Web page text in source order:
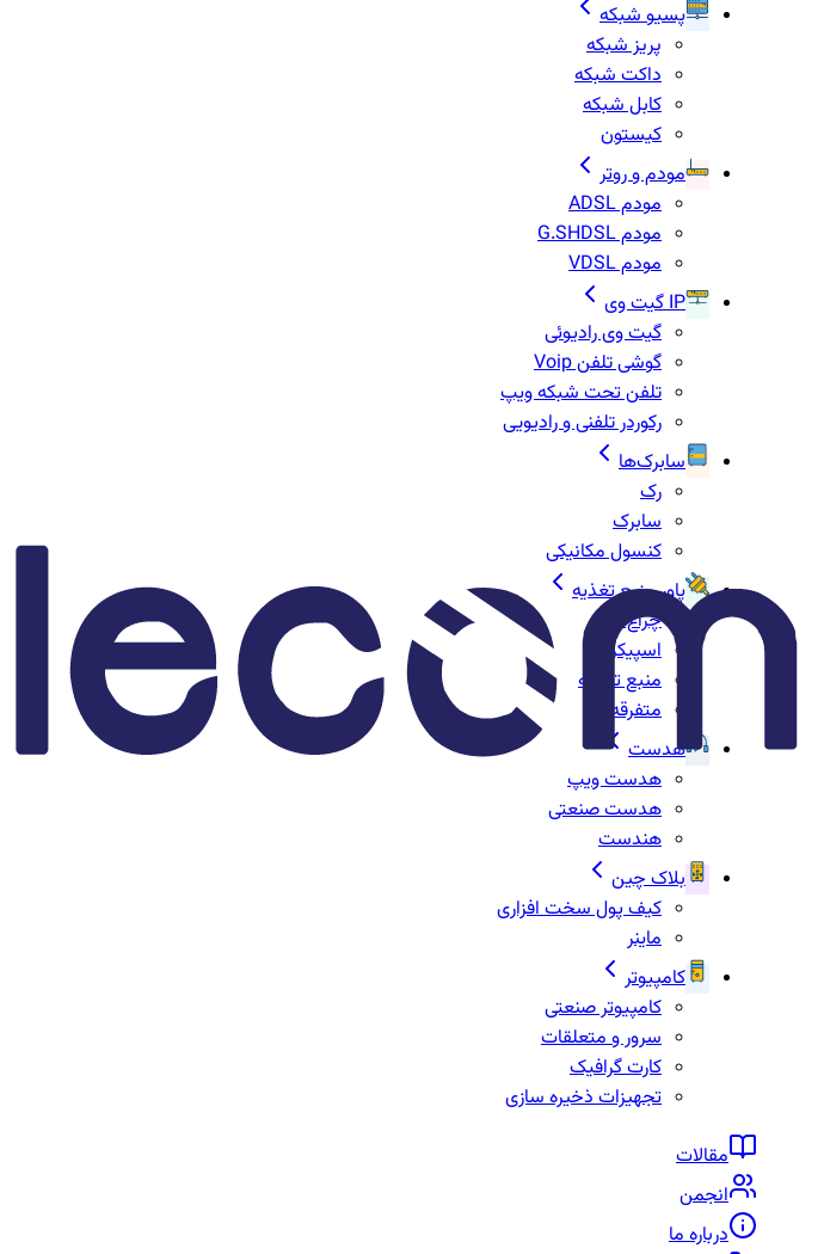
پسیو شبکه
پریز شبکه
داکت شبکه
کابل شبکه
کیستون
مودم و روتر
مودم ADSL
مودم G.SHDSL
مودم VDSL
IP گیت وی
گیت وی رادیوئی
گوشی تلفن Voip
تلفن تحت شبکه ویپ
رکوردر تلفنی و رادیویی
سابرک‌ها
رک
سابرک
کنسول مکانیکی
پاور منبع تغذیه
چراغ‌ها
اسپیکر
منبع تغذیه
متفرقه
هدست
هدست ویپ
هدست صنعتی
هندست
بلاک چین
کیف پول سخت افزاری
ماینر
کامپیوتر
کامپیوتر صنعتی
سرور و متعلقات
کارت گرافیک
تجهیزات ذخیره سازی
مقالات
انجمن
درباره ما